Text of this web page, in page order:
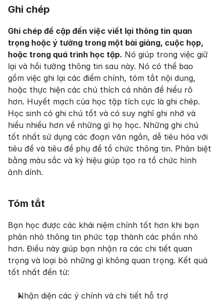
Ghi chép
Ghi chép đề cập đến việc viết lại thông tin quan
trọng hoặc ý tưởng trong một bài giảng, cuộc họp,
hoặc trong quá trình học tập. Nó giúp trong việc giữ
lại và hồi tưởng thông tin sau này. Nó có thể bao
gồm việc ghi lại các điểm chính, tóm tắt nội dung,
hoặc thực hiện các chú thích cá nhân để hiểu rõ
hơn. Huyết mạch của học tập tích cực là ghi chép.
Học sinh có ghi chú tốt và có suy nghĩ ghi nhớ và
hiểu nhiều hơn về những gì họ học. Những ghi chú
tốt nhất sử dụng các đoạn văn ngắn, dễ tiêu hóa với
tiêu đề và tiêu đề phụ để tổ chức thông tin. Phân biệt
bằng màu sắc và ký hiệu giúp tạo ra tổ chức hình
ảnh dính.
Tóm tắt
Bạn học được các khái niệm chính tốt hơn khi bạn
phân nhỏ thông tin phức tạp thành các phần nhỏ
hơn. Điều này giúp bạn nhận ra các chi tiết quan
trọng và loại bỏ những gì không quan trọng. Kết quả
tốt nhất đến từ:
Nhận diện các ý chính và chi tiết hỗ trợ